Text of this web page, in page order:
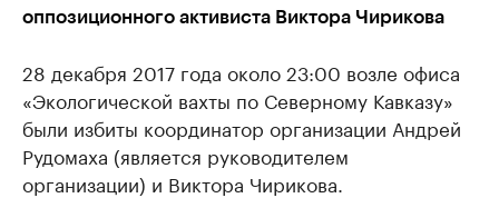
оппозиционного активиста Виктора Чирикова
28 декабря 2017 года около 23:00 возле офиса
«Экологической вахты по Северному Кавказу»
были избиты координатор организации Андрей
Рудомаха (является руководителем
организации) и Виктора Чирикова.